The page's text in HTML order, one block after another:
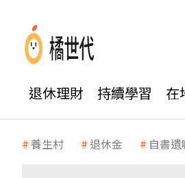
退休理財 持續學習 在
養生村 退休金 自書遺